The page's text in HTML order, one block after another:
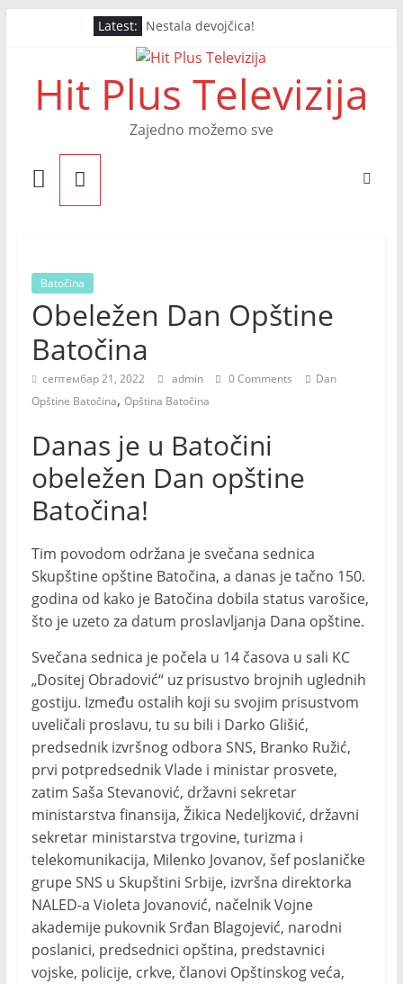
Latest: Nestala devojčica!
Završna noć Arsenal Festa
Drugo Veče Arsenal Festa
PRVO VEČE ARSENAL FESTA
OTVOREN ARSENAL FEST
Hit Plus Televizija
Zajedno možemo sve
Batočina
Obeležen Dan Opštine
Batočina
септембар 21, 2022 admin 0 Comments
Dan
Opštine Batočina, Opština Batočina
Danas je u Batočini
obeležen Dan opštine
Batočina!
Tim povodom održana je svečana sednica
Skupštine opštine Batočina, a danas je tačno 150.
godina od kako je Batočina dobila status varošice,
što je uzeto za datum proslavljanja Dana opštine.
Svečana sednica je počela u 14 časova u sali KC
„Dositej Obradović“ uz prisustvo brojnih uglednih
gostiju. Između ostalih koji su svojim prisustvom
uveličali proslavu, tu su bili i Darko Glišić,
predsednik izvršnog odbora SNS, Branko Ružić,
prvi potpredsednik Vlade i ministar prosvete,
zatim Saša Stevanović, državni sekretar
ministarstva finansija, Žikica Nedeljković, državni
sekretar ministarstva trgovine, turizma i
telekomunikacija, Milenko Jovanov, šef poslaničke
grupe SNS u Skupštini Srbije, izvršna direktorka
NALED-a Violeta Jovanović, načelnik Vojne
akademije pukovnik Srđan Blagojević, narodni
poslanici, predsednici opština, predstavnici
vojske, policije, crkve, članovi Opštinskog veća,